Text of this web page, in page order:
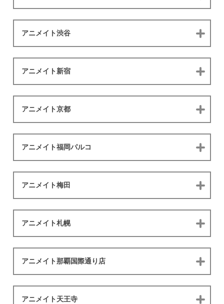
アニメイト渋谷
アニメイト新宿
アニメイト京都
アニメイト福岡パルコ
アニメイト梅田
アニメイト札幌
アニメイト那覇国際通り店
アニメイト天王寺